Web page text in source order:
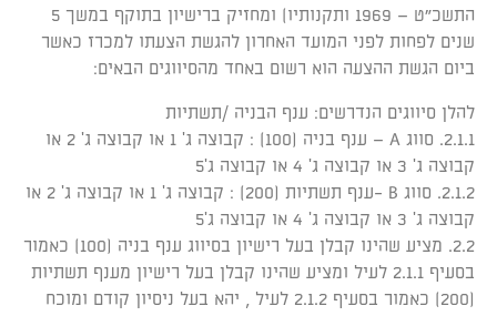
התשכ"ט – 1969 ותקנותיו) ומחזיק ברישיון בתוקף במשך 5
שנים לפחות לפני המועד האחרון להגשת הצעתו למכרז כאשר
ביום הגשת ההצעה הוא רשום באחד מהסיווגים הבאים:
להלן סיווגים הנדרשים: ענף הבניה /תשתיות
2.1.1. סווג A – ענף בניה (100) : קבוצה ג' 1 או קבוצה ג' 2 או
קבוצה ג' 3 או קבוצה ג' 4 או קבוצה ג'5
2.1.2. סווג B -ענף תשתיות (200) : קבוצה ג' 1 או קבוצה ג' 2 או
קבוצה ג' 3 או קבוצה ג' 4 או קבוצה ג'5
2.2. מציע שהינו קבלן בעל רישיון בסיווג ענף בניה (100) כאמור
בסעיף 2.1.1 לעיל ומציע שהינו קבלן בעל רישיון מענף תשתיות
(200) כאמור בסעיף 2.1.2 לעיל , יהא בעל ניסיון קודם ומוכח